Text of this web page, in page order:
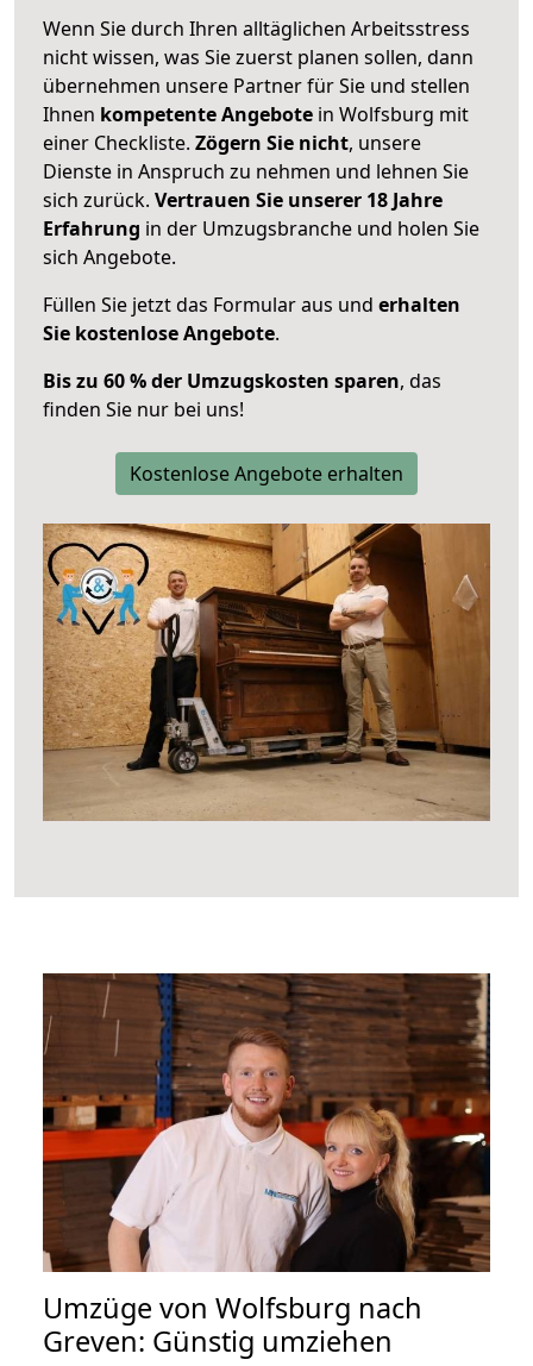
Wenn Sie durch Ihren alltäglichen Arbeitsstress
nicht wissen, was Sie zuerst planen sollen, dann
übernehmen unsere Partner für Sie und stellen
Ihnen kompetente Angebote in Wolfsburg mit
einer Checkliste. Zögern Sie nicht, unsere
Dienste in Anspruch zu nehmen und lehnen Sie
sich zurück. Vertrauen Sie unserer 18 Jahre
Erfahrung in der Umzugsbranche und holen Sie
sich Angebote.
Füllen Sie jetzt das Formular aus und erhalten
Sie kostenlose Angebote.
Bis zu 60 % der Umzugskosten sparen, das
finden Sie nur bei uns!
Kostenlose Angebote erhalten
Umzüge von Wolfsburg nach
Greven: Günstig umziehen